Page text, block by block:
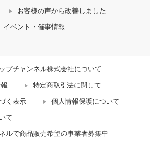
お客様の声から改善しました
イベント・催事情報
プチャンネル株式会社について
特定商取引法に関して
く表示 個人情報保護について
て
ルで商品販売希望の事業者募集中